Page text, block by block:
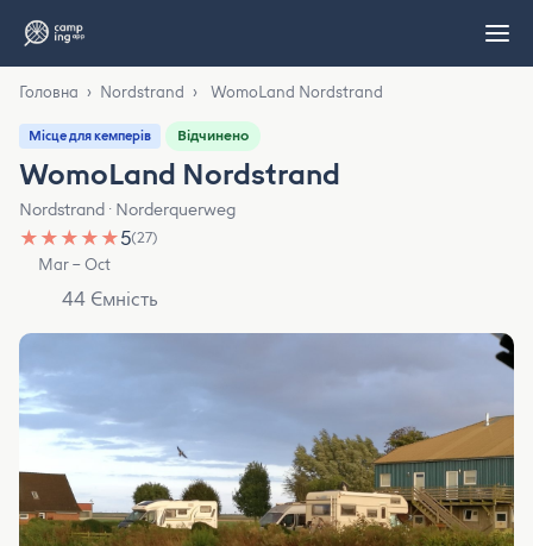
Головна › Nordstrand › WomoLand Nordstrand
Місце для кемперів Відчинено
WomoLand Nordstrand
Nordstrand · Norderquerweg
★ ★ ★ ★ ★5(27)
Mar – Oct
44 Ємність